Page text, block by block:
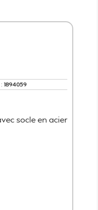
1894059
socle en acier